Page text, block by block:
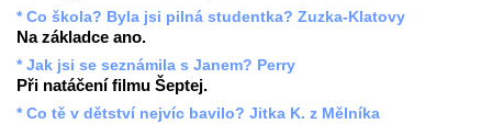
* Co škola? Byla jsi pilná studentka? Zuzka-Klatovy
Na základce ano.
* Jak jsi se seznámila s Janem? Perry
Při natáčení filmu Šeptej.
* Co tě v dětství nejvíc bavilo? Jitka K. z Mělníka